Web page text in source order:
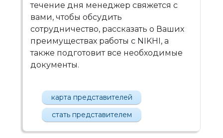
течение дня менеджер свяжется с
вами, чтобы обсудить
сотрудничество, рассказать о Ваших
преимуществах работы с NIKHI, а
также подготовит все необходимые
документы.
карта представителей
стать представителем